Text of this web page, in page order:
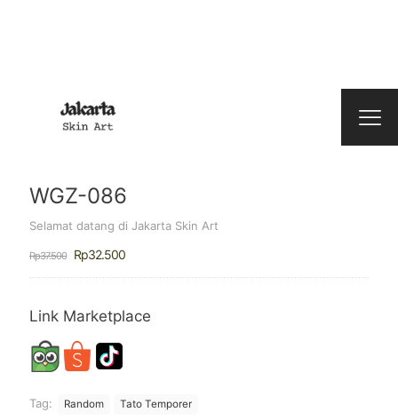
WGZ-086
Selamat datang di Jakarta Skin Art
Rp37.500
Harga
adalah:
Rp32.500Harga
ini
Rp32.500.
Link Marketplace
Tag: Random Tato Temporer